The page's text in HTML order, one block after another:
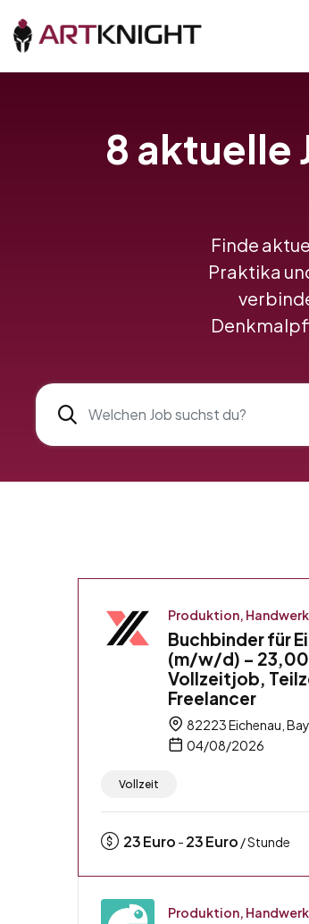
8 aktuelle
Finde
Praktika
Produktion, Handwerk
Buchbinder für
(m/w/d) –
Vollzeitjob,
Freelancer
82223 Eichenau,
04/08/2026
Vollzeit
23Euro - 23Euro / Stunde
Produktion, Handwerk